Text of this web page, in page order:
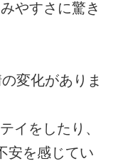
やすさに驚き
変化がありま
イをしたり、
安を感じてい